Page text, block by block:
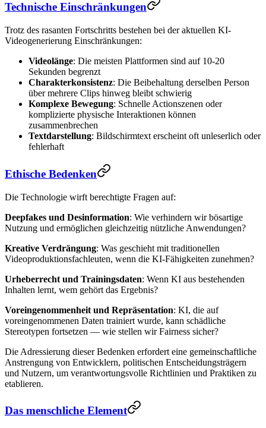
Technische Einschränkungen
Trotz des rasanten Fortschritts bestehen bei der aktuellen KI-
Videogenerierung Einschränkungen:
Videolänge: Die meisten Plattformen sind auf 10-20
Sekunden begrenzt
Charakterkonsistenz: Die Beibehaltung derselben Person
über mehrere Clips hinweg bleibt schwierig
Komplexe Bewegung: Schnelle Actionszenen oder
komplizierte physische Interaktionen können
zusammenbrechen
Textdarstellung: Bildschirmtext erscheint oft unleserlich oder
fehlerhaft
Ethische Bedenken
Die Technologie wirft berechtigte Fragen auf:
Deepfakes und Desinformation: Wie verhindern wir bösartige
Nutzung und ermöglichen gleichzeitig nützliche Anwendungen?
Kreative Verdrängung: Was geschieht mit traditionellen
Videoproduktionsfachleuten, wenn die KI-Fähigkeiten zunehmen?
Urheberrecht und Trainingsdaten: Wenn KI aus bestehenden
Inhalten lernt, wem gehört das Ergebnis?
Voreingenommenheit und Repräsentation: KI, die auf
voreingenommenen Daten trainiert wurde, kann schädliche
Stereotypen fortsetzen — wie stellen wir Fairness sicher?
Die Adressierung dieser Bedenken erfordert eine gemeinschaftliche
Anstrengung von Entwicklern, politischen Entscheidungsträgern
und Nutzern, um verantwortungsvolle Richtlinien und Praktiken zu
etablieren.
Das menschliche Element